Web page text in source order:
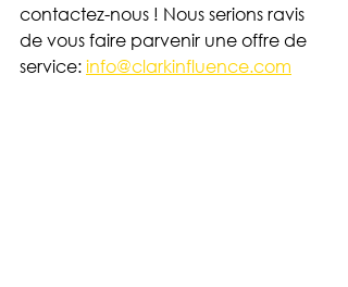
contactez-nous ! Nous serions ravis
de vous faire parvenir une offre de
service:info@clarkinfluence.com